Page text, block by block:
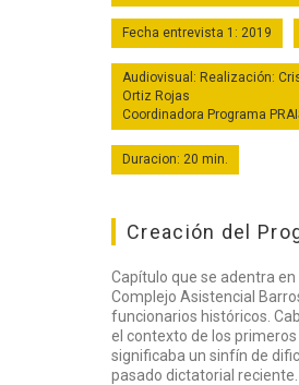
Fecha entrevista 1: 2019
Audiovisual: Realización:
Ortiz Rojas
Coordinadora Programa
Duracion: 20 min.
Creación del
Capítulo que se adentra
Complejo Asistencial
funcionarios históricos.
el contexto de los
significaba un sinfín de
pasado dictatorial